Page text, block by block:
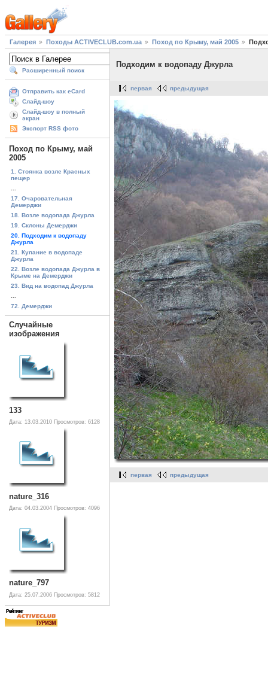
Галерея Походы ACTIVECLUB.com.ua Поход по Крыму, май 2005
Расширенный поиск
Отправить как eCard
Слайд-шоу
Слайд-шоу в полный
экран
Экспорт RSS фото
Поход по Крыму, май
2005
1. Стоянка возле Красных
пещер
17. Очаровательная
Демерджи
18. Возле водопада Джурла
19. Склоны Демерджи
20. Подходим к водопаду
Джурла
21. Купание в водопаде
Джурла
22. Возле водопада Джурла в
Крыме на Демерджи
23. Вид на водопад Джурла
72. Демерджи
Случайные
изображения
133
Дата: 13.03.2010 Просмотров: 6128
nature_316
Дата: 04.03.2004 Просмотров: 4096
nature_797
Дата: 25.07.2006 Просмотров: 5812
Подходим к водопаду Джурла
первая предыдущая
первая предыдущая